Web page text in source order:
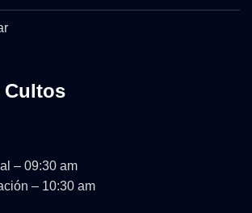
Cultos
– 09:30 am
– 10:30 am